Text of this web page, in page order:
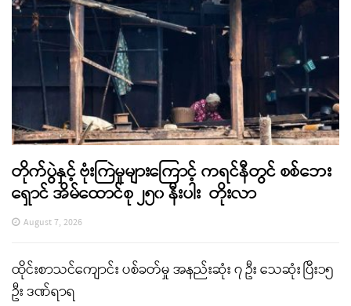
တိုက်ပွဲနှင့် ဗုံးကြဲမှုများကြောင့် ကရင်နီတွင် စစ်ဘေး
ရှောင် အိမ်ထောင်စု ၂၅၀ နီးပါး တိုးလာ
August 7, 2026
ထိုင်းစာသင်ကျောင်း ပစ်ခတ်မှု အနည်းဆုံး ၇ ဦး သေဆုံး ပြီး၁၅
ဦး ဒဏ်ရာရ